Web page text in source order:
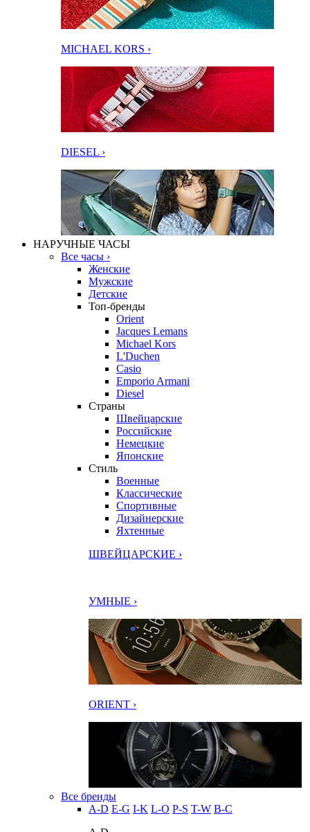
MICHAEL KORS ›
DIESEL ›
НАРУЧНЫЕ ЧАСЫ
Все часы ›
Женские
Мужские
Детские
Топ-бренды
Orient
Jacques Lemans
Michael Kors
L'Duchen
Casio
Emporio Armani
Diesel
Страны
Швейцарские
Российские
Немецкие
Японские
Стиль
Военные
Классические
Спортивные
Дизайнерские
Яхтенные
ШВЕЙЦАРСКИЕ ›
УМНЫЕ ›
ORIENT ›
Все бренды
A-D E-G I-K L-O P-S T-W В-С